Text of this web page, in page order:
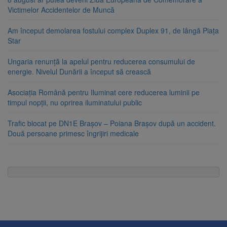
Victimelor Accidentelor de Muncă
Am început demolarea fostului complex Duplex 91, de lângă Piața
Star
Ungaria renunță la apelul pentru reducerea consumului de
energie. Nivelul Dunării a început să crească
Asociația Română pentru Iluminat cere reducerea luminii pe
timpul nopții, nu oprirea iluminatului public
Trafic blocat pe DN1E Brașov – Poiana Brașov după un accident.
Două persoane primesc îngrijiri medicale